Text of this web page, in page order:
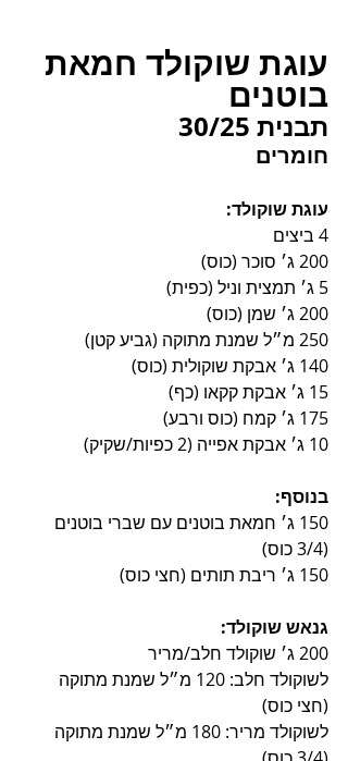
עוגת שוקולד חמאת
בוטנים
תבנית 30/25
חומרים
עוגת שוקולד:
4 ביצים
200 ג׳ סוכר (כוס)
5 ג׳ תמצית וניל (כפית)
200 ג׳ שמן (כוס)
250 מ״ל שמנת מתוקה (גביע קטן)
140 ג׳ אבקת שוקולית (כוס)
15 ג׳ אבקת קקאו (כף)
175 ג׳ קמח (כוס ורבע)
10 ג׳ אבקת אפייה (2 כפיות/שקיק)
בנוסף:
150 ג׳ חמאת בוטנים עם שברי בוטנים
(3/4 כוס)
150 ג׳ ריבת תותים (חצי כוס)
גנאש שוקולד:
200 ג׳ שוקולד חלב/מריר
לשוקולד חלב: 120 מ״ל שמנת מתוקה
(חצי כוס)
לשוקולד מריר: 180 מ״ל שמנת מתוקה